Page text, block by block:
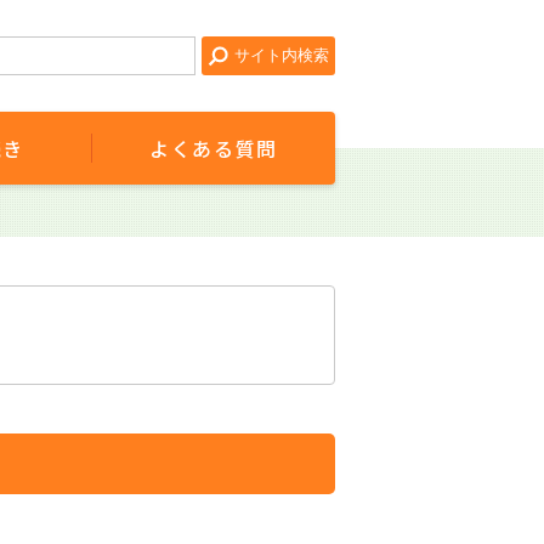
よくある質問